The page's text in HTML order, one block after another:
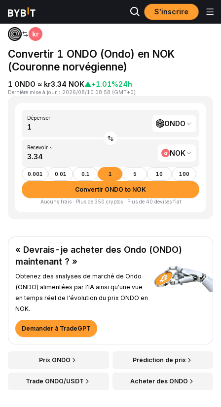
S’inscrire
Accueil
Convertir 1 ONDO (Ondo) en NOK
(Couronne norvégienne)
1 ONDO ≈ kr3.34 NOK▲+1.01%24h
Dernière mise à jour ： 2026/08/10 08:58 (GMT+0)
Dépenser
ONDO
Recevoir ~
NOK
0.001 0.01 0.1 1 5 10 100
Convertir ONDO to NOK
Aucuns frais · Plus de 350 cryptos · Plus de 40 devises fiat
« Devrais-je acheter des Ondo (ONDO)
maintenant ? »
Obtenez des analyses de marché de Ondo
(ONDO) alimentées par l'IA ainsi qu'une vue
en temps réel de l'évolution du prix ONDO en
NOK.
Demander à TradeGPT
Prix ONDO Prédiction de prix
Trade ONDO/USDT Acheter des ONDO